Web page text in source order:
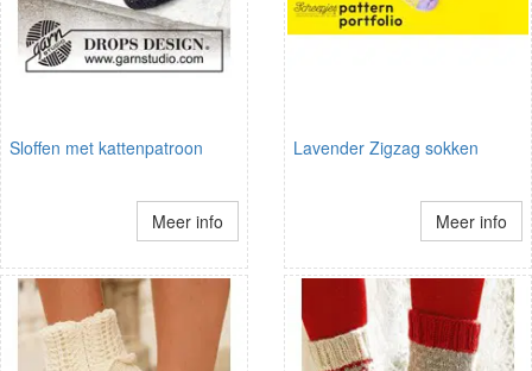
Sloffen met kattenpatroon
Meer info
Lavender Zigzag sokken
Meer info